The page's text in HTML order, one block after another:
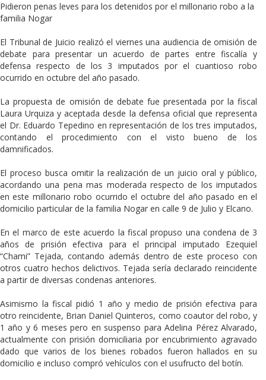
Pidieron penas leves para los detenidos por el millonario robo a la
familia Nogar
El Tribunal de Juicio realizó el viernes una audiencia de omisión de
debate para presentar un acuerdo de partes entre fiscalía y
defensa respecto de los 3 imputados por el cuantioso robo
ocurrido en octubre del año pasado.
La propuesta de omisión de debate fue presentada por la fiscal
Laura Urquiza y aceptada desde la defensa oficial que representa
el Dr. Eduardo Tepedino en representación de los tres imputados,
contando el procedimiento con el visto bueno de los
damnificados.
El proceso busca omitir la realización de un juicio oral y público,
acordando una pena mas moderada respecto de los imputados
en este millonario robo ocurrido el octubre del año pasado en el
domicilio particular de la familia Nogar en calle 9 de Julio y Elcano.
En el marco de este acuerdo la fiscal propuso una condena de 3
años de prisión efectiva para el principal imputado Ezequiel
“Chami” Tejada, contando además dentro de este proceso con
otros cuatro hechos delictivos. Tejada sería declarado reincidente
a partir de diversas condenas anteriores.
Asimismo la fiscal pidió 1 año y medio de prisión efectiva para
otro reincidente, Brian Daniel Quinteros, como coautor del robo, y
1 año y 6 meses pero en suspenso para Adelina Pérez Alvarado,
actualmente con prisión domiciliaria por encubrimiento agravado
dado que varios de los bienes robados fueron hallados en su
domicilio e incluso compró vehículos con el usufructo del botín.